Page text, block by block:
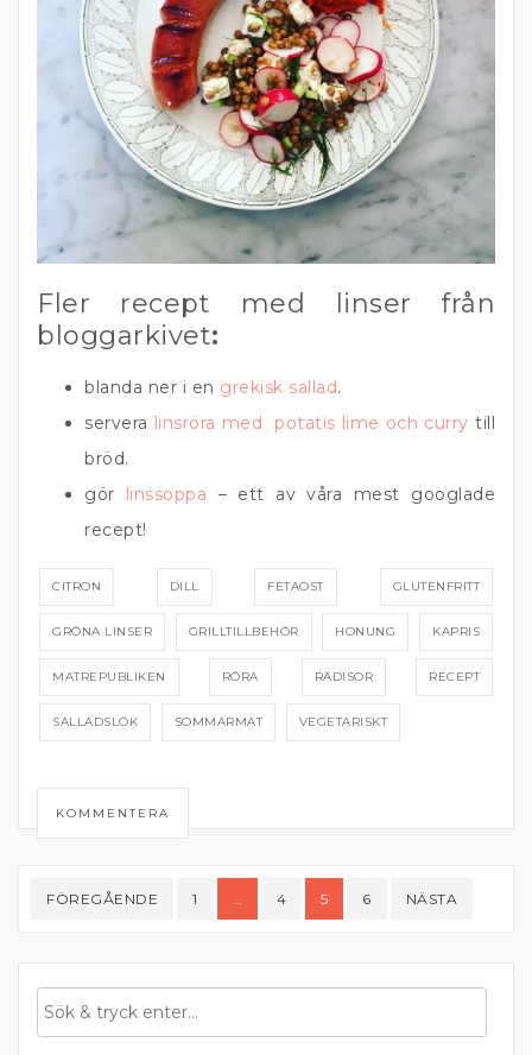
Fler recept med linser från
bloggarkivet:
blanda ner i en grekisk sallad.
servera linsröra med potatis lime och curry till
bröd.
gör linssoppa – ett av våra mest googlade
recept!
CITRON DILL FETAOST GLUTENFRITT
GRÖNA LINSER GRILLTILLBEHÖR HONUNG KAPRIS
MATREPUBLIKEN RÖRA RÄDISOR RECEPT
SALLADSLÖK SOMMARMAT VEGETARISKT
KOMMENTERA
förFÖREGÅENDE 1 … 4 5 6 NÄSTA